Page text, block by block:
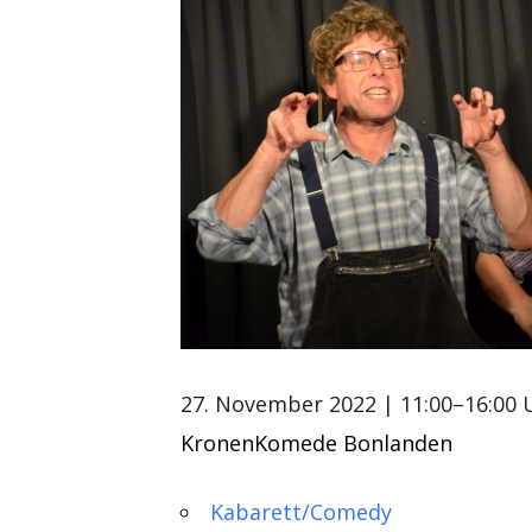
27. November 2022 | 11:00–16:00
KronenKomede Bonlanden
Kabarett/Comedy